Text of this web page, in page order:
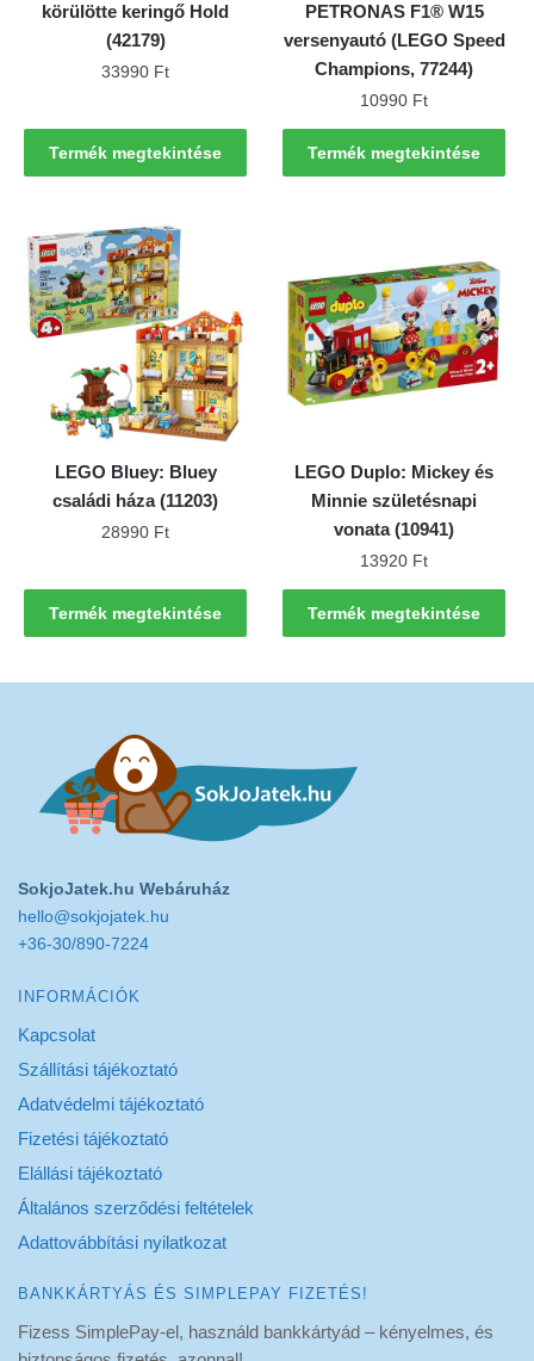
körülötte keringő Hold
(42179)
33990 Ft
Termék megtekintése
PETRONAS F1® W15
versenyautó (LEGO Speed
Champions, 77244)
10990 Ft
Termék megtekintése
LEGO Bluey: Bluey
családi háza (11203)
28990 Ft
Termék megtekintése
LEGO Duplo: Mickey és
Minnie születésnapi
vonata (10941)
13920 Ft
Termék megtekintése
SokjoJatek.hu Webáruház
hello@sokjojatek.hu
+36-30/890-7224
INFORMÁCIÓK
Kapcsolat
Szállítási tájékoztató
Adatvédelmi tájékoztató
Fizetési tájékoztató
Elállási tájékoztató
Általános szerződési feltételek
Adattovábbítási nyilatkozat
BANKKÁRTYÁS ÉS SIMPLEPAY FIZETÉS!
Fizess SimplePay-el, használd bankkártyád – kényelmes, és